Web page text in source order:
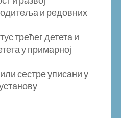
и редовних
трећег детета и
у примарној
сестре уписани у